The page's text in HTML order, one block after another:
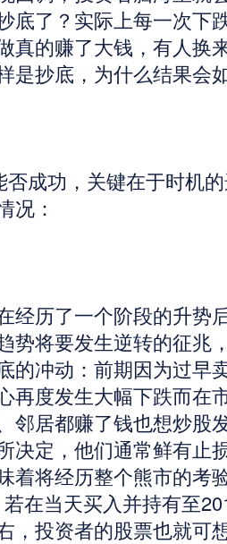
底了？实际上每一次下
真的赚了大钱，有人换
是抄底，为什么结果会
成功，关键在于时机
况：
历了一个阶段的升势
势将要发生逆转的征兆
的冲动：前期因为过早
再度发生大幅下跌而在
邻居都赚了钱也想炒股
决定，他们通常鲜有止
着将经历整个熊市的考
在当天买入并持有至
，投资者的股票也就可